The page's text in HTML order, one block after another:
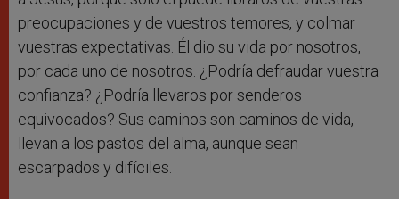
preocupaciones y de vuestros temores, y colmar
vuestras expectativas. Él dio su vida por nosotros,
por cada uno de nosotros. ¿Podría defraudar vuestra
confianza? ¿Podría llevaros por senderos
equivocados? Sus caminos son caminos de vida,
llevan a los pastos del alma, aunque sean
escarpados y difíciles.